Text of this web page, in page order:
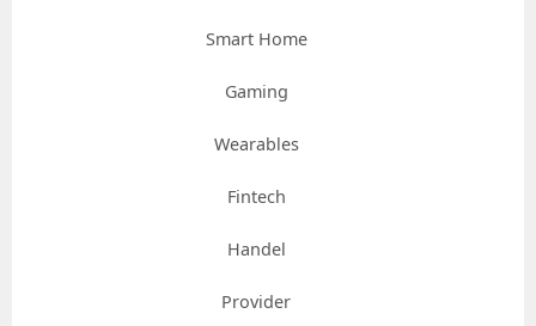
Smart Home
Gaming
Wearables
Fintech
Handel
Provider